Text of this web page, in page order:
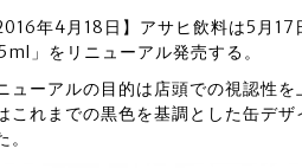
2016年4月18日】アサヒ飲料は5月
」をリニューアル発売する。
ューアルの目的は店頭での視認性
これまでの黒色を基調とした缶デ
。